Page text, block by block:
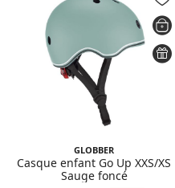
GLOBBER
Casque enfant Go Up XXS/XS
Sauge foncé